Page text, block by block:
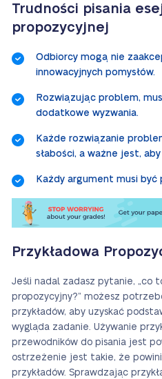
Trudności pisania
propozycyjnej
Odbiorcy mogą nie
innowacyjnych pomysłów.
Rozwiązując problem,
dodatkowe wyzwania.
Każde rozwiązanie
słabości, a ważne jest,
Każdy argument musi być
Przykładowa
Jeśli nadal zadasz pytanie, „co
propozycyjny?” możesz
przykładów, aby uzyskać
wygląda zadanie. Używanie
przewodników do pisania jest
ostrzeżenie jest takie, że
przykładów. Sprawdzając